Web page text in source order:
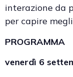
interazione da
per capire
PROGRAMMA
venerdì 6